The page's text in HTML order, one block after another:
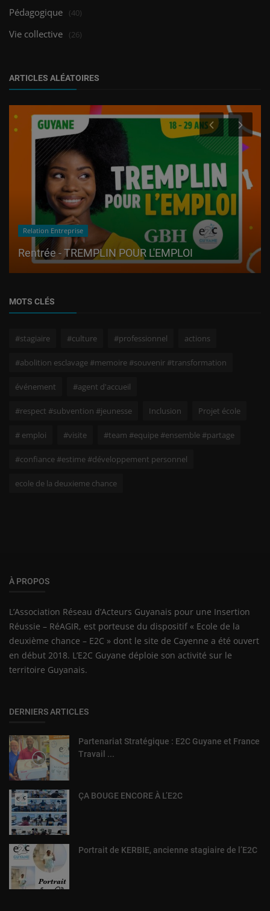
Pédagogique (40)
Vie collective (26)
ARTICLES ALÉATOIRES
Relation Entreprise
Rentrée - TREMPLIN POUR L'EMPLOI
MOTS CLÉS
#stagiaire #culture #professionnel actions
#abolition esclavage #memoire #souvenir #transformation
événement #agent d'accueil
#respect #subvention #jeunesse Inclusion Projet école
# emploi #visite #team #equipe #ensemble #partage
#confiance #estime #développement personnel
ecole de la deuxieme chance
À PROPOS
L’Association Réseau d’Acteurs Guyanais pour une Insertion
Réussie – RéAGIR, est porteuse du dispositif « Ecole de la
deuxième chance – E2C » dont le site de Cayenne a été ouvert
en début 2018. L’E2C Guyane déploie son activité sur le
territoire Guyanais.
DERNIERS ARTICLES
Partenariat Stratégique : E2C Guyane et France
Travail ...
ÇA BOUGE ENCORE À L’E2C
Portrait de KERBIE, ancienne stagiaire de l’E2C